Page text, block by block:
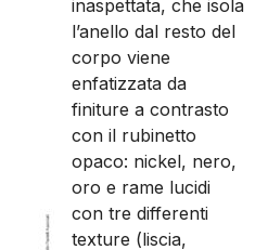
inaspettata, che isola
l’anello dal resto del
corpo viene
enfatizzata da
finiture a contrasto
con il rubinetto
opaco: nickel, nero,
oro e rame lucidi
con tre differenti
texture (liscia,